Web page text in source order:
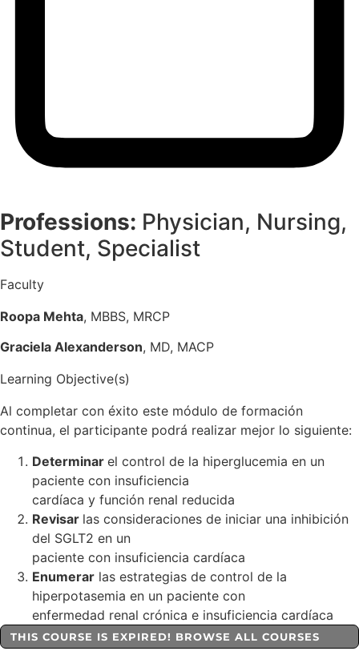
Professions: Physician, Nursing,
Student, Specialist
Faculty
Roopa Mehta, MBBS, MRCP
Graciela Alexanderson, MD, MACP
Learning Objective(s)
Al completar con éxito este módulo de formación
continua, el participante podrá realizar mejor lo siguiente:
Determinar el control de la hiperglucemia en un
paciente con insuficiencia
cardíaca y función renal reducida
Revisar las consideraciones de iniciar una inhibición
del SGLT2 en un
paciente con insuficiencia cardíaca
Enumerar las estrategias de control de la
hiperpotasemia en un paciente con
enfermedad renal crónica e insuficiencia cardíaca
THIS COURSE IS EXPIRED! BROWSE ALL COURSES